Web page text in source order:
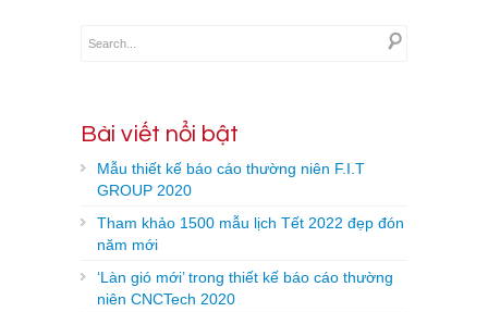
Bài viết nổi bật
Mẫu thiết kế báo cáo thường niên F.I.T
GROUP 2020
Tham khảo 1500 mẫu lịch Tết 2022 đẹp đón
năm mới
‘Làn gió mới’ trong thiết kế báo cáo thường
niên CNCTech 2020